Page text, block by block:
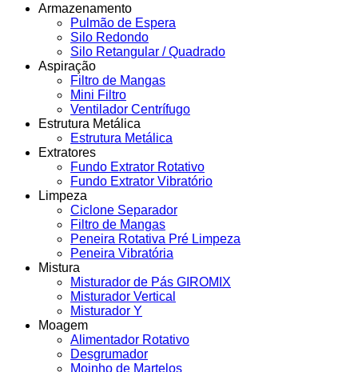
Armazenamento
Pulmão de Espera
Silo Redondo
Silo Retangular / Quadrado
Aspiração
Filtro de Mangas
Mini Filtro
Ventilador Centrífugo
Estrutura Metálica
Estrutura Metálica
Extratores
Fundo Extrator Rotativo
Fundo Extrator Vibratório
Limpeza
Ciclone Separador
Filtro de Mangas
Peneira Rotativa Pré Limpeza
Peneira Vibratória
Mistura
Misturador de Pás GIROMIX
Misturador Vertical
Misturador Y
Moagem
Alimentador Rotativo
Desgrumador
Moinho de Martelos